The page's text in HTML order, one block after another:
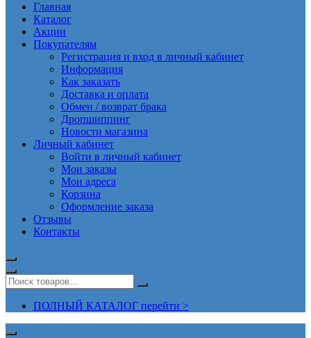
Главная
Каталог
Акции
Покупателям
Регистрация и вход в личный кабинет
Информация
Как заказать
Доставка и оплата
Обмен / возврат брака
Дропшиппинг
Новости магазина
Личный кабинет
Войти в личный кабинет
Мои заказы
Мои адреса
Корзина
Оформление заказа
Отзывы
Контакты
ПОЛНЫЙ КАТАЛОГ перейти >